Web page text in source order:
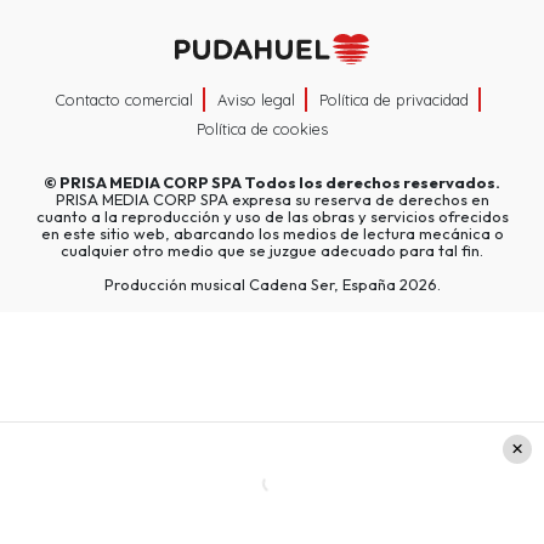
Contacto comercial Aviso legal
Política de privacidad
Política de cookies
© PRISA MEDIA CORP SPATodos los derechos reservados.
PRISA MEDIA CORP SPA expresa su reserva de derechos en
cuanto a la reproducción y uso de las obras y servicios ofrecidos
en este sitio web, abarcando los medios de lectura mecánica o
cualquier otro medio que se juzgue adecuado para tal fin.
Producción musical Cadena Ser, España 2026.